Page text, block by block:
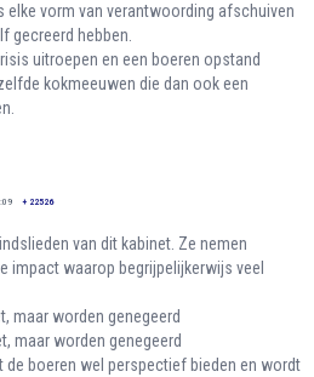
elke vorm van verantwoording afschuiven
gecreerd hebben.
uitroepen en een boeren opstand
kokmeeuwen die dan ook een
+ 22526
van dit kabinet. Ze nemen
impact waarop begrijpelijkerwijs veel
maar worden genegeerd
maar worden genegeerd
de boeren wel perspectief bieden en wordt